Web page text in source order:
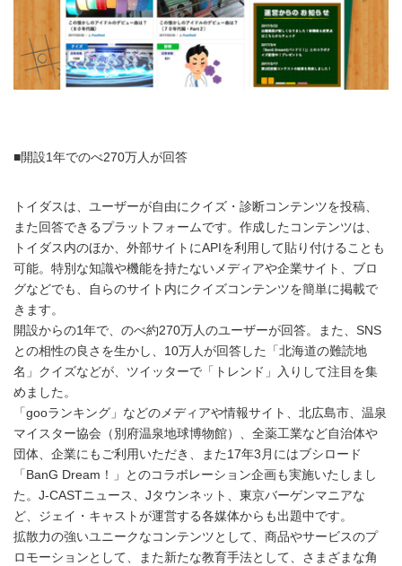
■開設1年でのべ270万人が回答
トイダスは、ユーザーが自由にクイズ・診断コンテンツを投稿、
また回答できるプラットフォームです。作成したコンテンツは、
トイダス内のほか、外部サイトにAPIを利用して貼り付けることも
可能。特別な知識や機能を持たないメディアや企業サイト、ブロ
グなどでも、自らのサイト内にクイズコンテンツを簡単に掲載で
きます。
開設からの1年で、のべ約270万人のユーザーが回答。また、SNS
との相性の良さを生かし、10万人が回答した「北海道の難読地
名」クイズなどが、ツイッターで「トレンド」入りして注目を集
めました。
「gooランキング」などのメディアや情報サイト、北広島市、温泉
マイスター協会（別府温泉地球博物館）、全薬工業など自治体や
団体、企業にもご利用いただき、また17年3月にはブシロード
「BanG Dream！」とのコラボレーション企画も実施いたしまし
た。J-CASTニュース、Jタウンネット、東京バーゲンマニアな
ど、ジェイ・キャストが運営する各媒体からも出題中です。
拡散力の強いユニークなコンテンツとして、商品やサービスのプ
ロモーションとして、また新たな教育手法として、さまざまな角